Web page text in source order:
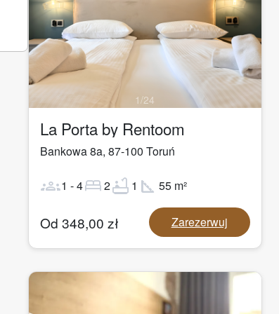
1/24
La Porta by Rentoom
Bankowa 8a, 87-100 Toruń
groups1 -4bed2bathtub 1 square_foot 55 m²
Od 348,00 zł Zarezerwuj